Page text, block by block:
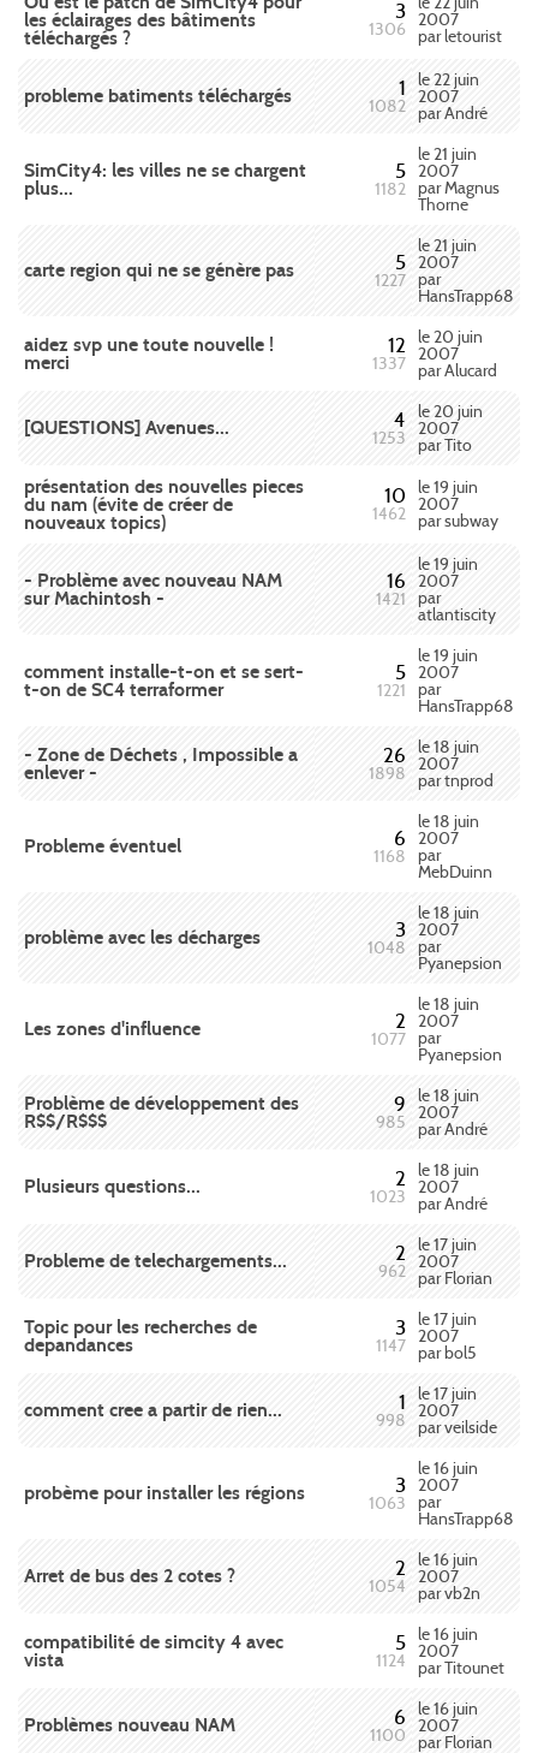
les éclairages des bâtiments
téléchargés ?
3
1306 2007
par letourist
probleme batiments téléchargés 1
1082
le 22 juin
2007
par André
SimCity4: les villes ne se chargent
plus...
5
1182
le 21 juin
2007
par Magnus
Thorne
carte region qui ne se génère pas 5
1227
le 21 juin
2007
par
HansTrapp68
aidez svp une toute nouvelle !
merci
12
1337
le 20 juin
2007
par Alucard
[QUESTIONS] Avenues... 4
1253
le 20 juin
2007
par Tito
présentation des nouvelles pieces
du nam (évite de créer de
nouveaux topics)
10
1462
le 19 juin
2007
par subway
- Problème avec nouveau NAM
sur Machintosh -
16
1421
le 19 juin
2007
par
atlantiscity
comment installe-t-on et se sert-
t-on de SC4 terraformer
5
1221
le 19 juin
2007
par
HansTrapp68
- Zone de Déchets , Impossible a
enlever -
26
1898
le 18 juin
2007
par tnprod
Probleme éventuel 6
1168
le 18 juin
2007
par
MebDuinn
problème avec les décharges 3
1048
le 18 juin
2007
par
Pyanepsion
Les zones d'influence 2
1077
le 18 juin
2007
par
Pyanepsion
Problème de développement des
R$$/R$$$
9
985
le 18 juin
2007
par André
Plusieurs questions... 2
1023
le 18 juin
2007
par André
Probleme de telechargements... 2
962
le 17 juin
2007
par Florian
Topic pour les recherches de
depandances
3
1147
le 17 juin
2007
par bol5
comment cree a partir de rien... 1
998
le 17 juin
2007
par veilside
probème pour installer les régions 3
1063
le 16 juin
2007
par
HansTrapp68
Arret de bus des 2 cotes ? 2
1054
le 16 juin
2007
par vb2n
compatibilité de simcity 4 avec
vista
5
1124
le 16 juin
2007
par Titounet
Problèmes nouveau NAM 6
1100
le 16 juin
2007
par Florian